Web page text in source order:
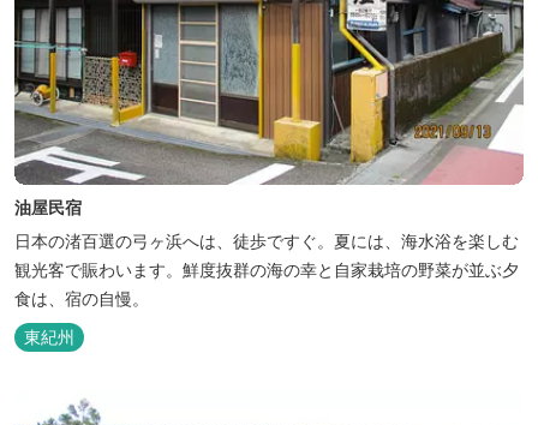
油屋民宿
日本の渚百選の弓ヶ浜へは、徒歩ですぐ。夏には、海水浴を楽しむ
観光客で賑わいます。鮮度抜群の海の幸と自家栽培の野菜が並ぶ夕
食は、宿の自慢。
東紀州